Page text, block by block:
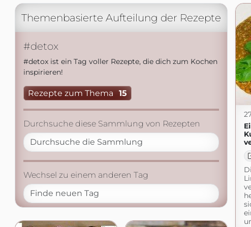
Themenbasierte Aufteilung der Rezepte
#detox
#detox ist ein Tag voller Rezepte, die dich zum Kochen
inspirieren!
Rezepte zum Thema 15
Durchsuche diese Sammlung von Rezepten
Wechsel zu einem anderen Tag